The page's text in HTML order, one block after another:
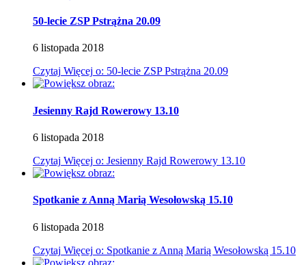
50-lecie ZSP Pstrążna 20.09
6 listopada 2018
Czytaj Więcej o: 50-lecie ZSP Pstrążna 20.09
Jesienny Rajd Rowerowy 13.10
6 listopada 2018
Czytaj Więcej o: Jesienny Rajd Rowerowy 13.10
Spotkanie z Anną Marią Wesołowską 15.10
6 listopada 2018
Czytaj Więcej o: Spotkanie z Anną Marią Wesołowską 15.10